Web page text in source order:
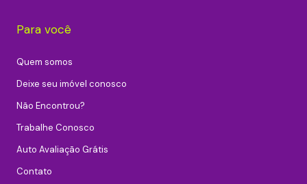
Para você
Quem somos
Deixe seu imóvel conosco
Não Encontrou?
Trabalhe Conosco
Auto Avaliação Grátis
Contato